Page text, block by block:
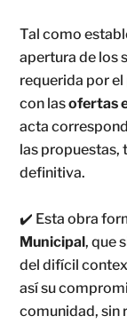
Tal como
apertura de los
requerida por
con lasofertas
acta
las propuestas,
definitiva.
✔️ Esta obra
Municipal, que
del difícil
así su
comunidad, sin